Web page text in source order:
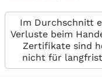
Im Durchschnitt
Verluste beim
Zertifikate sind
nicht für